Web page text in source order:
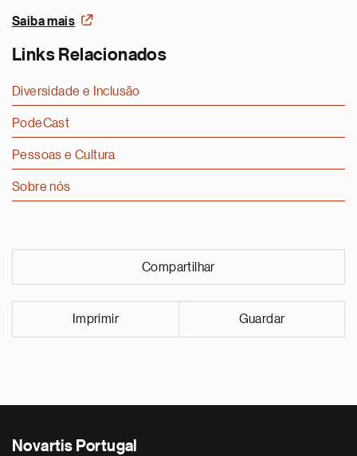
Saiba mais
Links Relacionados
Diversidade e Inclusão
PodeCast
Pessoas e Cultura
Sobre nós
Compartilhar
Imprimir Guardar
Novartis Portugal